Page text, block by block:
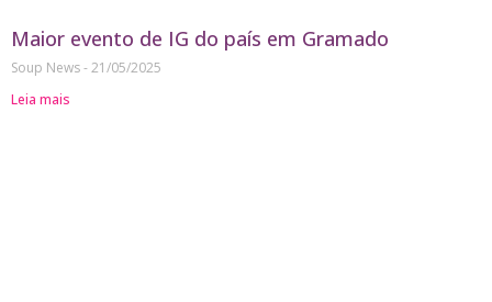
Maior evento de IG do país em Gramado
Soup News 21/05/2025
Leia mais